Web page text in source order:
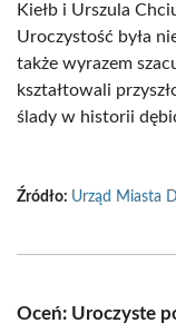
Kiełb i Urszula
Uroczystość była
także wyrazem
kształtowali
ślady w historii
Źródło: Urząd Miasta
Oceń: Uroczyste